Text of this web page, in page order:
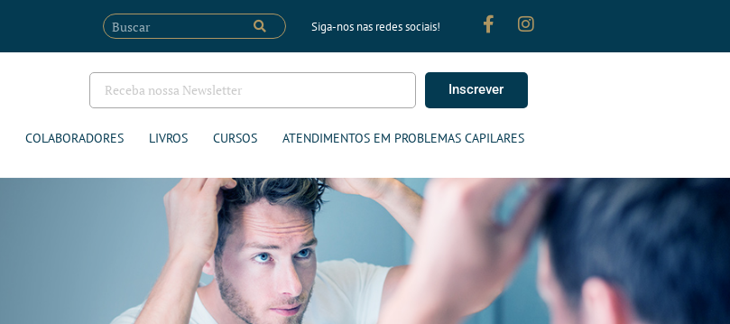
Siga-nos nas redes sociais!
Inscrever
COLABORADORES LIVROS CURSOS ATENDIMENTOS EM PROBLEMAS CAPILARES